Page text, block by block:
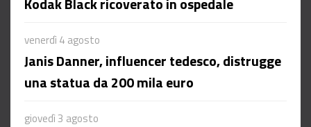
Kodak Black ricoverato in ospedale
venerdì 4 agosto
Janis Danner, influencer tedesco, distrugge
una statua da 200 mila euro
giovedì 3 agosto